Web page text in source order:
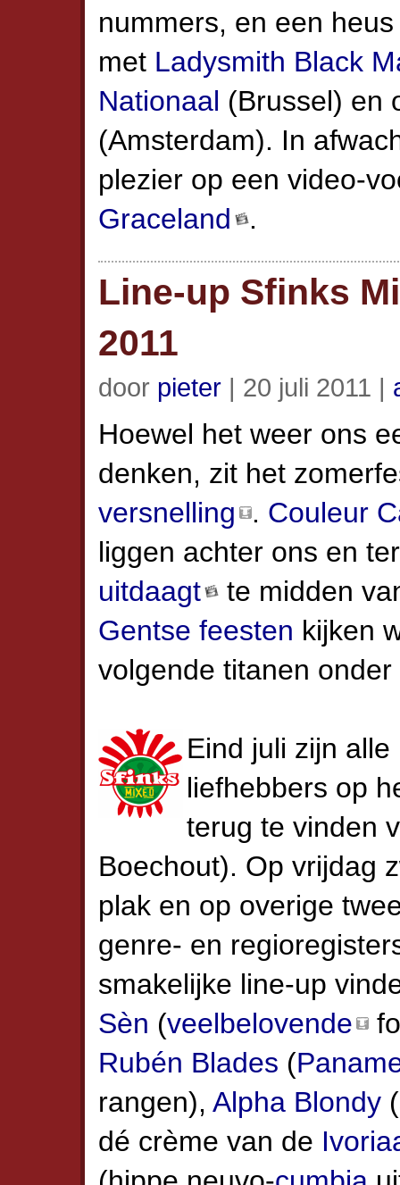
nummers, en een
met Ladysmith Black
Nationaal (Brussel) en
(Amsterdam). In
plezier op een video-
Graceland
.
Line-up Sfinks
2011
door pieter | 20 juli 2011 |
Hoewel het weer ons
denken, zit het
versnelling
. Couleur
liggen achter ons en
uitdaagt
te midden
Gentse feesten kijken
volgende titanen
Eind juli zijn
liefhebbers op
terug te vinden
Boechout). Op vrijdag
plak en op overige
genre- en
smakelijke line-up
Sèn (veelbelovende
Rubén Blades (
rangen), Alpha Blondy
dé crème van de